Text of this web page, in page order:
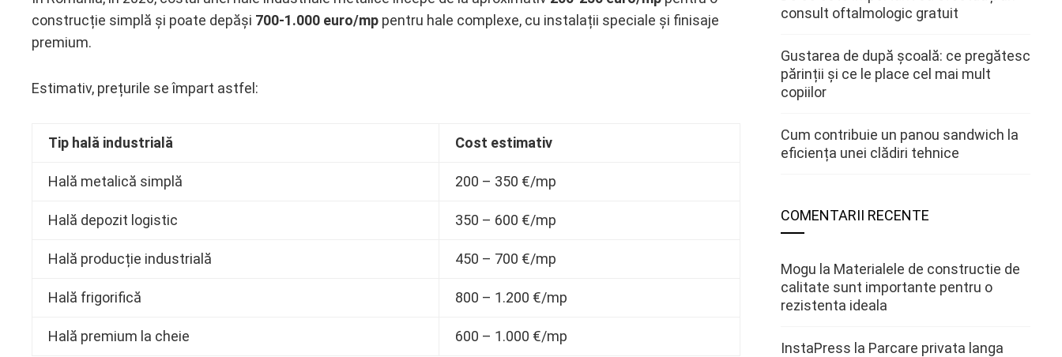
construcție simplă și poate depăși 700-1.000 euro/mp pentru hale complexe, cu instalații speciale și finisaje
premium.
Estimativ, prețurile se împart astfel:
Tip hală industrială Cost estimativ
Hală metalică simplă 200 – 350 €/mp
Hală depozit logistic 350 – 600 €/mp
Hală producție industrială 450 – 700 €/mp
Hală frigorifică 800 – 1.200 €/mp
Hală premium la cheie 600 – 1.000 €/mp
consult oftalmologic gratuit
Gustarea de după școală: ce pregătesc
părinții și ce le place cel mai mult
copiilor
Cum contribuie un panou sandwich la
eficiența unei clădiri tehnice
COMENTARII RECENTE
Mogu la Materialele de constructie de
calitate sunt importante pentru o
rezistenta ideala
InstaPress la Parcare privata langa